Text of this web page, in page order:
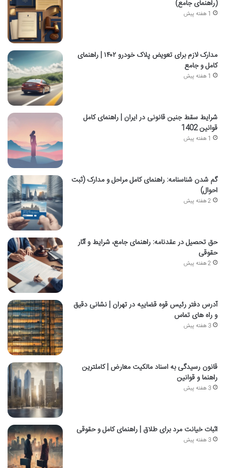
(راهنمای جامع)
1 هفته پیش
مدارک لازم برای تعویض پلاک خودرو ۱۴۰۲ | راهنمای
کامل و جامع
1 هفته پیش
شرایط سقط جنین قانونی در ایران | راهنمای کامل
قوانین 1402
1 هفته پیش
گم شدن شناسنامه: راهنمای کامل مراحل و مدارک (ثبت
احوال)
2 هفته پیش
حق تحصیل در عقدنامه: راهنمای جامع، شرایط و آثار
حقوقی
2 هفته پیش
آدرس دفتر رئیس قوه قضاییه در تهران | نشانی دقیق
و راه های تماس
3 هفته پیش
قانون رسیدگی به اسناد مالکیت معارض | کاملترین
راهنما و قوانین
3 هفته پیش
اثبات خیانت مرد برای طلاق | راهنمای کامل و حقوقی
3 هفته پیش